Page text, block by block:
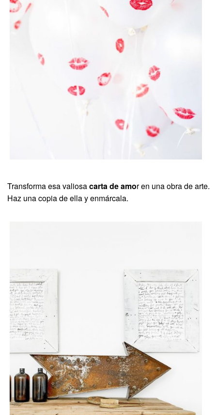
Transforma esa valiosacarta de amor en una obra de arte.
Haz una copia de ella y enmárcala.